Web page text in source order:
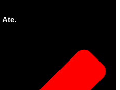
Ate.